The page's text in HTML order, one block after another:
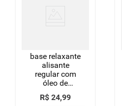
base relaxante
alisante
regular com
óleo de
semente de
manga salon
R$ 24,99
detergente